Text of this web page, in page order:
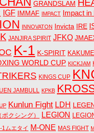
GRANDSLAM
IGF IMMAF IMPACT Impact in
INNOVATON Invicta IRE
JANJIRA SPIRIT JFKO
K-1 K-SPIRIT KAKUMEI
WORLD CUP KICKJAM
KINGS CUP
JAMBULL KPKB
Kunlun Fight LDH
クシング） LEGION
1ムエタイ M-ONE MAS FIGHT